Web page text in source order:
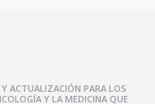
ACTUALIZACIÓN PARA LOS
Y LA MEDICINA QUE